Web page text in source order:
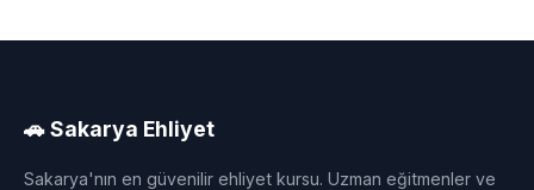
🚗 Sakarya Ehliyet
Sakarya'nın en güvenilir ehliyet kursu. Uzman eğitmenler ve